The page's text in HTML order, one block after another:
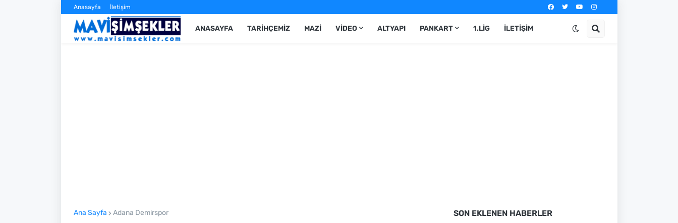
Anasayfa İletişim
ANASAYFA TARIHÇEMIZ MAZI VIDEO ALTYAPI PANKART 1.LIG İLETIŞIM
Ana Sayfa Adana Demirspor SON EKLENEN HABERLER